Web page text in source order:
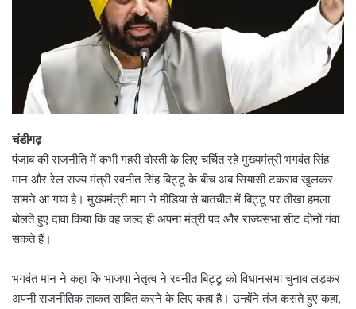
चंडीगढ़
पंजाब की राजनीति में कभी गहरी दोस्ती के लिए चर्चित रहे मुख्यमंत्री भगवंत सिंह
मान और रेल राज्य मंत्री रवनीत सिंह बिट्टू के बीच अब सियासी टकराव खुलकर
सामने आ गया है। मुख्यमंत्री मान ने मीडिया से बातचीत में बिट्टू पर तीखा हमला
बोलते हुए दावा किया कि वह जल्द ही अपना मंत्री पद और राज्यसभा सीट दोनों गंवा
सकते हैं।
भगवंत मान ने कहा कि भाजपा नेतृत्व ने रवनीत बिट्टू को विधानसभा चुनाव लड़कर
अपनी राजनीतिक ताकत साबित करने के लिए कहा है। उन्होंने तंज कसते हुए कहा,